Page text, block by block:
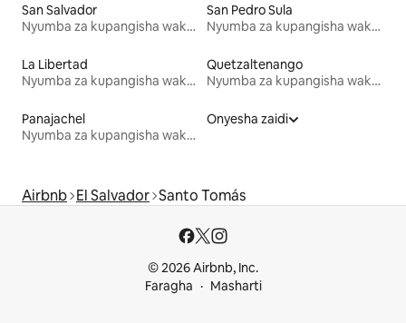
San Salvador
Nyumba za kupangisha wakati wa likizo
San Pedro Sula
Nyumba za kupangisha wakati wa likizo
La Libertad
Nyumba za kupangisha wakati wa likizo
Quetzaltenango
Nyumba za kupangisha wakati wa likizo
Panajachel
Nyumba za kupangisha wakati wa likizo
Onyesha zaidi
Airbnb El Salvador Santo Tomás
© 2026 Airbnb, Inc.
Faragha
Masharti